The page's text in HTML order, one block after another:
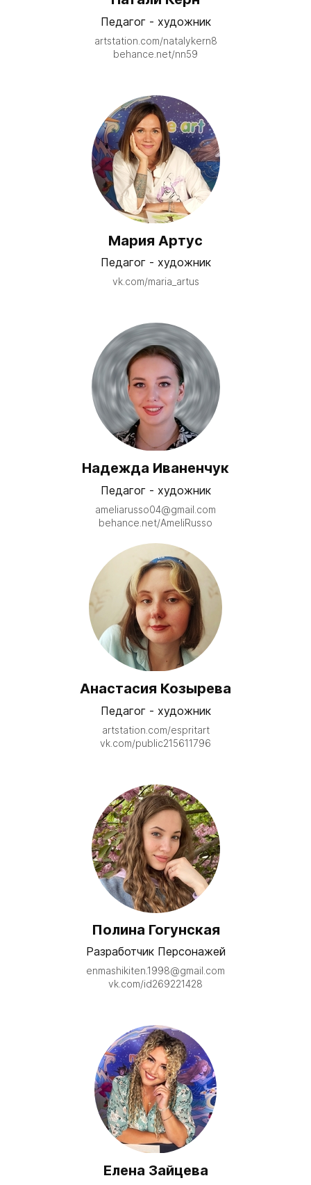
Педагог - художник
artstation.com/natalykern8
behance.net/nn59
Мария Артус
Педагог - художник
vk.com/maria_artus
Надежда Иваненчук
Педагог - художник
ameliarusso04@gmail.com
behance.net/AmeliRusso
Анастасия Козырева
Педагог - художник
artstation.com/espritart
vk.com/public215611796
Полина Гогунская
Разработчик Персонажей
enmashikiten.1998@gmail.com
vk.com/id269221428
Елена Зайцева